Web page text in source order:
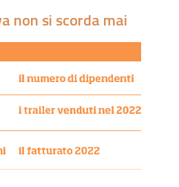
non si scorda mai